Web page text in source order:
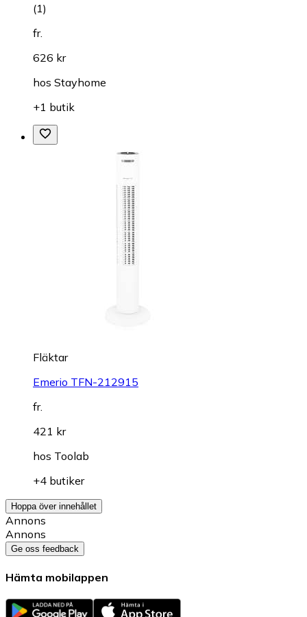
(1)
fr.
626 kr
hos Stayhome
+1 butik
Fläktar
Emerio TFN-212915
fr.
421 kr
hos Toolab
+4 butiker
Hoppa över innehållet
Annons
Annons
Ge oss feedback
Hämta mobilappen